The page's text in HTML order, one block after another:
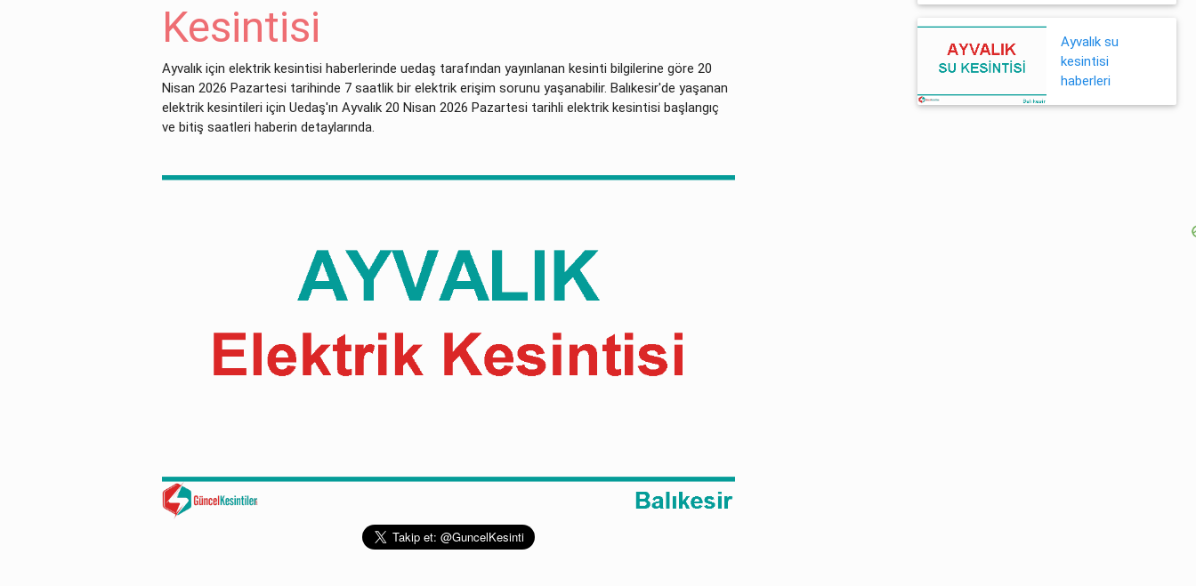
Kesintisi
Ayvalık için elektrik kesintisi haberlerinde uedaş tarafından yayınlanan kesinti bilgilerine göre 20
Nisan 2026 Pazartesi tarihinde 7 saatlik bir elektrik erişim sorunu yaşanabilir. Balıkesir'de yaşanan
elektrik kesintileri için Uedaş'ın Ayvalık 20 Nisan 2026 Pazartesi tarihli elektrik kesintisi başlangıç
ve bitiş saatleri haberin detaylarında.
Ayvalık su
kesintisi
haberleri